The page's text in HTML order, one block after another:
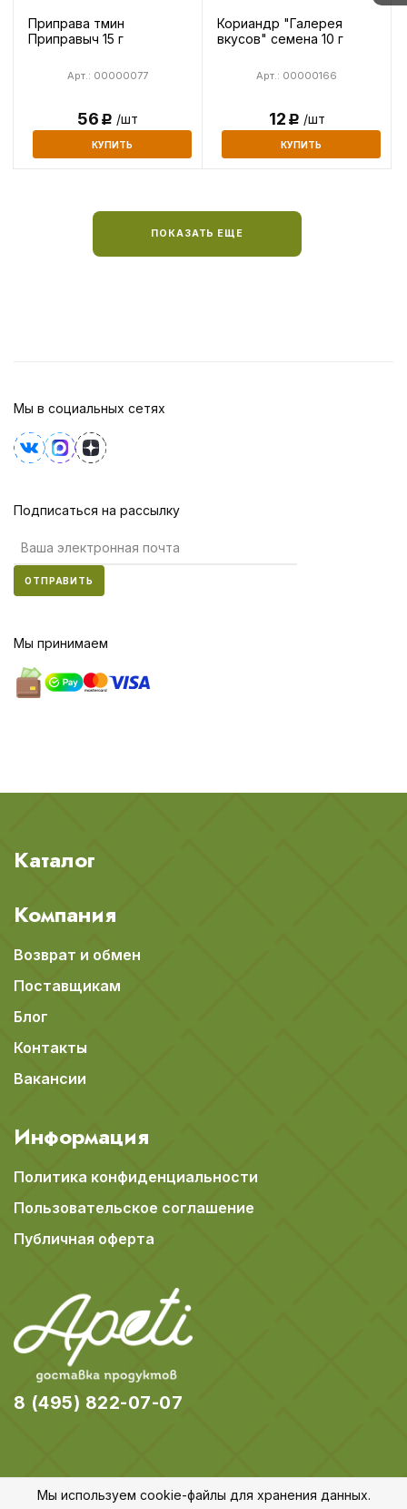
Приправа тмин
Приправыч 15 г
Арт.: 00000077
56Р /шт
КУПИТЬ
Кориандр "Галерея
вкусов" семена 10 г
Арт.: 00000166
12Р /шт
КУПИТЬ
ПОКАЗАТЬ ЕЩЕ
Мы в социальных сетях
Подписаться на рассылку
ОТПРАВИТЬ
Мы принимаем
Каталог
Компания
Возврат и обмен
Поставщикам
Блог
Контакты
Вакансии
Информация
Политика конфиденциальности
Пользовательское соглашение
Публичная оферта
8 (495) 822-07-07
Мы используем cookie-файлы для хранения данных.